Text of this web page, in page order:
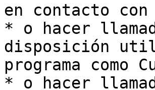
en contacto
* o hacer
disposición
programa como
* o hacer